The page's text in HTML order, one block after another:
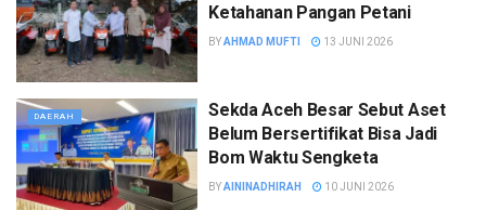
Ketahanan Pangan Petani
BYAHMAD MUFTI 13 JUNI 2026
DAERAH
Sekda Aceh Besar Sebut Aset
Belum Bersertifikat Bisa Jadi
Bom Waktu Sengketa
BYAININADHIRAH 10 JUNI 2026